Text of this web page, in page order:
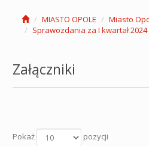
MIASTO OPOLE Miasto
Sprawozdania za I kwartał 2024
Załączniki
Pokaż pozycji